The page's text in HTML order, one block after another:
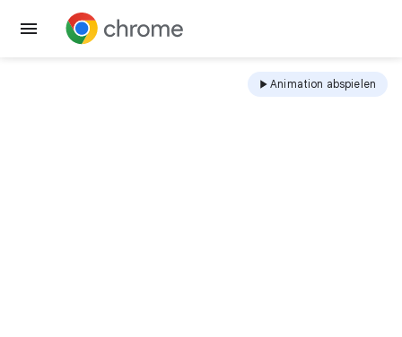
Chrome herunterladen
Animation abspielen